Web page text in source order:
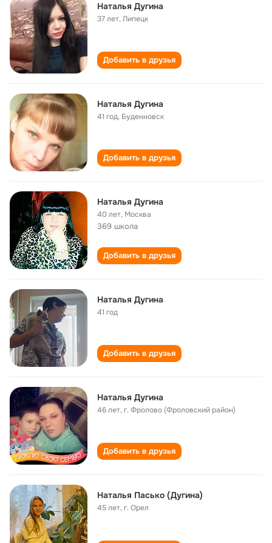
Наталья Дугина
37 лет,Липецк
Добавить в друзья
Наталья Дугина
41 год, Буденновск
Добавить в друзья
Наталья Дугина
40 лет, Москва
369 школа
Добавить в друзья
Наталья Дугина
41 год
Добавить в друзья
Наталья Дугина
46 лет,г. Фролово (Фроловский район)
Добавить в друзья
Наталья Пасько (Дугина)
45 лет,г. Орел